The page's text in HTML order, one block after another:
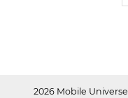
2026 Mobile Universe